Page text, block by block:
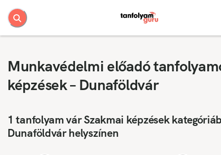
Munkavédelmi előadó
képzések – Dunaföldvár
1 tanfolyam vár Szakmai képzések
Dunaföldvár helyszínen